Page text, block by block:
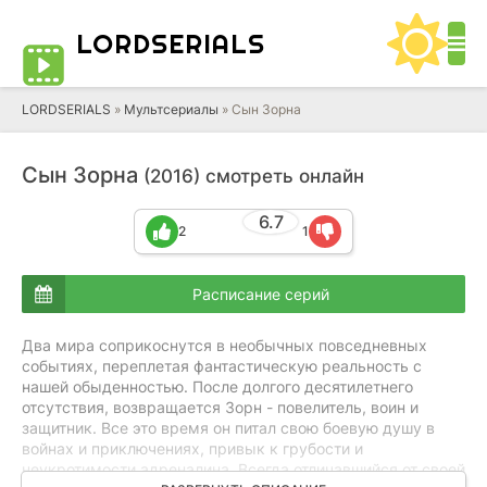
LORDSERIALS
LORDSERIALS » Мультсериалы » Сын Зорна
Сын Зорна (2016) смотреть онлайн
6.7
2 1
Расписание серий
Два мира соприкоснутся в необычных повседневных
событиях, переплетая фантастическую реальность с
нашей обыденностью. После долгого десятилетнего
отсутствия, возвращается Зорн - повелитель, воин и
защитник. Все это время он питал свою боевую душу в
войнах и приключениях, привык к грубости и
неукротимости адреналина. Всегда отличавшийся от своей